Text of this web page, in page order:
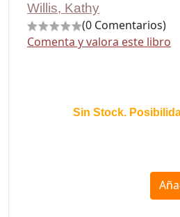
Willis, Kathy
(0 Comentarios)
Comenta y valora este libro
Sin Stock.